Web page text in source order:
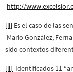
http://
[ii] Es el caso de las
Mario González,
sido contextos
[iii] Identificados 11